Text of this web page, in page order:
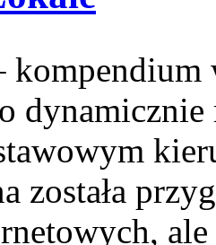
została